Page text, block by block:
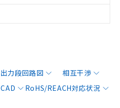
出力段回路図
相互干渉
CAD
RoHS/REACH対応状況